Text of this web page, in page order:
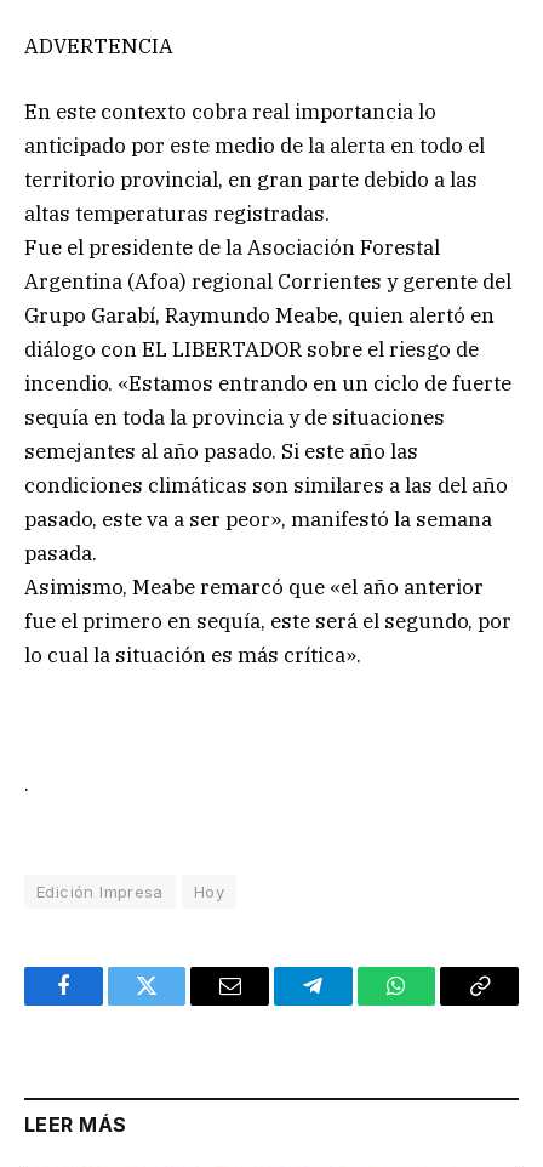
ADVERTENCIA
En este contexto cobra real importancia lo
anticipado por este medio de la alerta en todo el
territorio provincial, en gran parte debido a las
altas temperaturas registradas.
Fue el presidente de la Asociación Forestal
Argentina (Afoa) regional Corrientes y gerente del
Grupo Garabí, Raymundo Meabe, quien alertó en
diálogo con EL LIBERTADOR sobre el riesgo de
incendio. «Estamos entrando en un ciclo de fuerte
sequía en toda la provincia y de situaciones
semejantes al año pasado. Si este año las
condiciones climáticas son similares a las del año
pasado, este va a ser peor», manifestó la semana
pasada.
Asimismo, Meabe remarcó que «el año anterior
fue el primero en sequía, este será el segundo, por
lo cual la situación es más crítica».
.
Edición Impresa Hoy
FacebookTwitter Email TelegramWhatsAppCopy
LEER MÁS